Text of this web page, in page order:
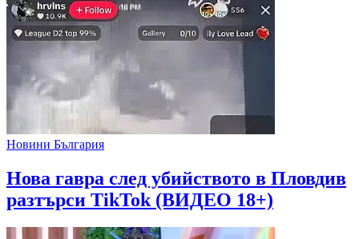
Новини България
Нова гавра след убийството в Пловдив
разтърси TikTok (ВИДЕО 18+)